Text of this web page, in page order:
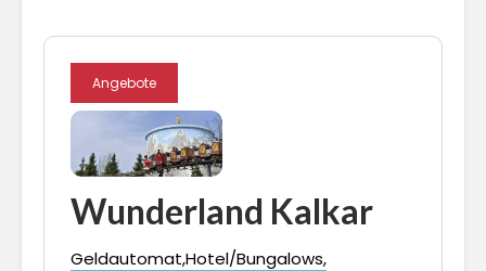
Angebote
Wunderland Kalkar
GeldautomatHotel/Bungalows